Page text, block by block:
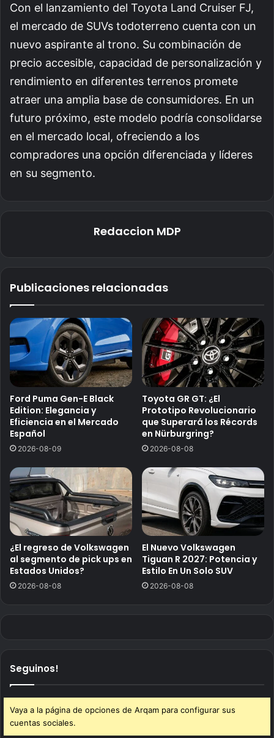
Con el lanzamiento del Toyota Land Cruiser FJ,
el mercado de SUVs todoterreno cuenta con un
nuevo aspirante al trono. Su combinación de
precio accesible, capacidad de personalización y
rendimiento en diferentes terrenos promete
atraer una amplia base de consumidores. En un
futuro próximo, este modelo podría consolidarse
en el mercado local, ofreciendo a los
compradores una opción diferenciada y líderes
en su segmento.
Redaccion MDP
Publicaciones relacionadas
Ford Puma Gen-E Black
Edition: Elegancia y
Eficiencia en el Mercado
Español
2026-08-09
Toyota GR GT: ¿El
Prototipo Revolucionario
que Superará los Récords
en Nürburgring?
2026-08-08
¿El regreso de Volkswagen
al segmento de pick ups en
Estados Unidos?
2026-08-08
El Nuevo Volkswagen
Tiguan R 2027: Potencia y
Estilo En Un Solo SUV
2026-08-08
Seguinos!
Vaya a la página de opciones de Arqam para configurar sus
cuentas sociales.